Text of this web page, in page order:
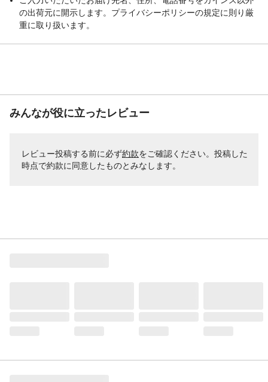
の出荷元に開示します。プライバシーポリシーの規定に則り厳
重に取り扱います。
みんなが役に立ったレビュー
レビュー投稿する前に必ず約款をご確認ください。投稿した
時点で約款に同意したものとみなします。